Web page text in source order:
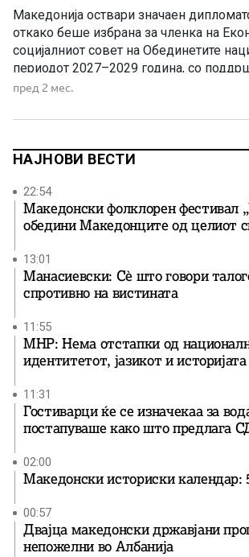
Македонија оствари значаен
откако беше избрана за членка на
социјалниот совет на Обединетите
периодот 2027–2029 година, со
држави членки. Премиерот Христијан
македонската дипломатија,
едно од […]
пред 2 мес.
НАЈНОВИ ВЕСТИ
22:54
Македонски фолклорен фестивал
обедини Македонците од целиот
13:01
Манасиевски: Сè што говори
спротивно на вистината
11:55
МНР: Нема отстапки од
идентитетот, јазикот и историјата
11:31
Гостиварци ќе се изначекаа за
постапуваше како што предлага
02:00
Македонски историски календар:
00:57
Двајца македонски државјани
непожелни во Албанија